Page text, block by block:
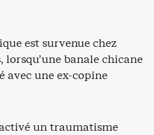
est survenue chez
lorsqu’une banale chicane
avec une ex-copine
un traumatisme